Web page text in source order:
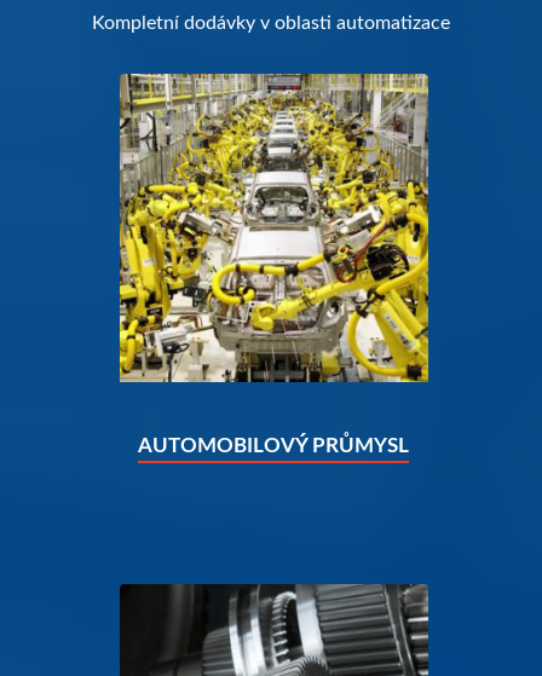
Kompletní dodávky v oblasti automatizace
AUTOMOBILOVÝ PRŮMYSL